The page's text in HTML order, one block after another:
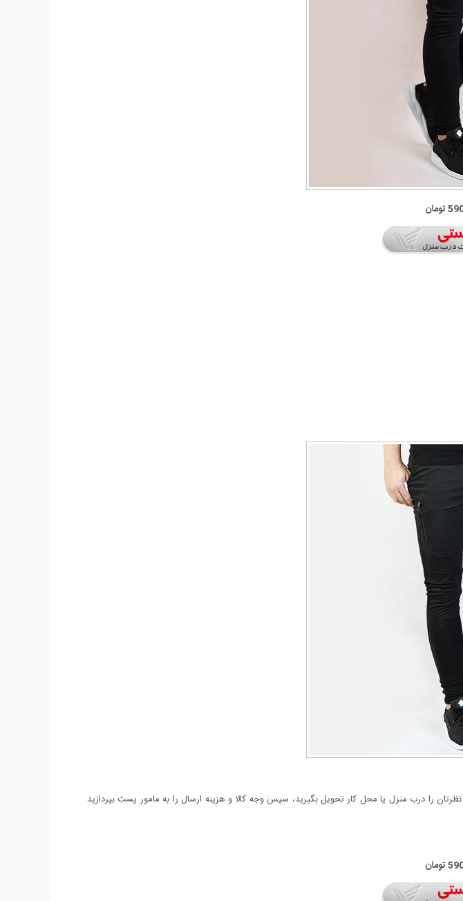
را درب منزل یا محل کار تحویل بگیرید، سپس وجه کالا و هزینه ارسال را به مامور پست بپردازید.